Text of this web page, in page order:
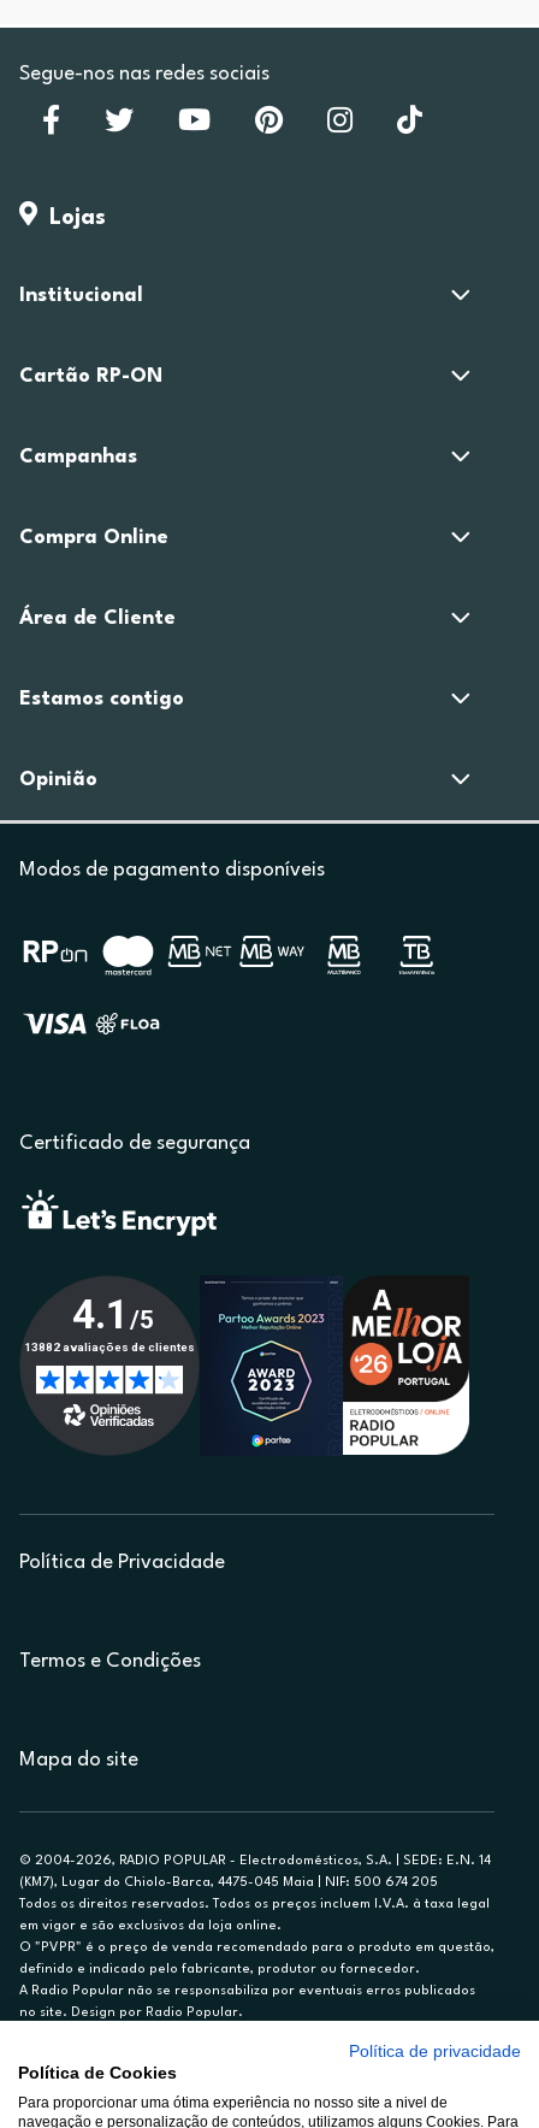
Segue-nos nas redes sociais
Lojas
Institucional
Cartão RP-ON
Campanhas
Compra Online
Área de Cliente
Estamos contigo
Opinião
Modos de pagamento disponíveis
Certificado de segurança
Política de Privacidade
Termos e Condições
Mapa do site
© 2004-2026, RADIO POPULAR - Electrodomésticos, S.A. | SEDE: E.N. 14
(KM7), Lugar do Chiolo-Barca, 4475-045 Maia | NIF: 500 674 205
Todos os direitos reservados. Todos os preços incluem I.V.A. à taxa legal
em vigor e são exclusivos da loja online.
O "PVPR" é o preço de venda recomendado para o produto em questão,
definido e indicado pelo fabricante, produtor ou fornecedor.
A Radio Popular não se responsabiliza por eventuais erros publicados
no site. Design por Radio Popular.
Ex. para limite de crédito de €1.500, reembolsado em 12 meses, TAN
14,79%.
Crédito sujeito a aprovação pelo Cetelem, marca BNP Paribas Personal
Política de privacidade
Política de Cookies
Para proporcionar uma ótima experiência no nosso site a nivel de
navegação e personalização de conteúdos, utilizamos alguns Cookies. Para